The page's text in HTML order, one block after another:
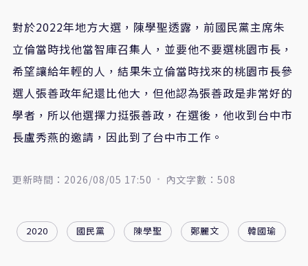
對於2022年地方大選，陳學聖透露，前國民黨主席朱
立倫當時找他當智庫召集人，並要他不要選桃園市長，
希望讓給年輕的人，結果朱立倫當時找來的桃園市長參
選人張善政年紀還比他大，但他認為張善政是非常好的
學者，所以他選擇力挺張善政，在選後，他收到台中市
長盧秀燕的邀請，因此到了台中市工作。
更新時間：2026/08/05 17:50 內文字數：508
2020 國民黨 陳學聖 鄭麗文 韓國瑜